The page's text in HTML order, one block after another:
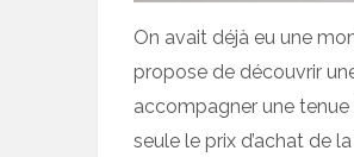
On avait déjà eu une
propose de découvrir
accompagner une tenue
seule le prix d’achat de